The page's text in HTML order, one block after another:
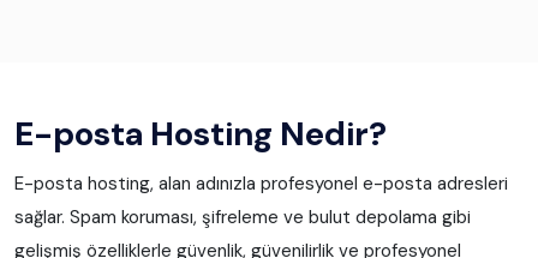
E-posta Hosting Nedir?
E-posta hosting, alan adınızla profesyonel e-posta adresleri
sağlar. Spam koruması, şifreleme ve bulut depolama gibi
gelişmiş özelliklerle güvenlik, güvenilirlik ve profesyonel